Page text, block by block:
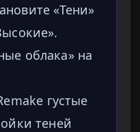
«Тени»
облака» на
густые
теней